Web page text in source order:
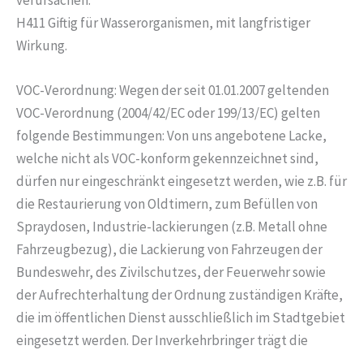
H411 Giftig für Wasserorganismen, mit langfristiger
Wirkung.
VOC-Verordnung: Wegen der seit 01.01.2007 geltenden
VOC-Verordnung (2004/42/EC oder 199/13/EC) gelten
folgende Bestimmungen: Von uns angebotene Lacke,
welche nicht als VOC-konform gekennzeichnet sind,
dürfen nur eingeschränkt eingesetzt werden, wie z.B. für
die Restaurierung von Oldtimern, zum Befüllen von
Spraydosen, Industrie-lackierungen (z.B. Metall ohne
Fahrzeugbezug), die Lackierung von Fahrzeugen der
Bundeswehr, des Zivilschutzes, der Feuerwehr sowie
der Aufrechterhaltung der Ordnung zuständigen Kräfte,
die im öffentlichen Dienst ausschließlich im Stadtgebiet
eingesetzt werden. Der Inverkehrbringer trägt die